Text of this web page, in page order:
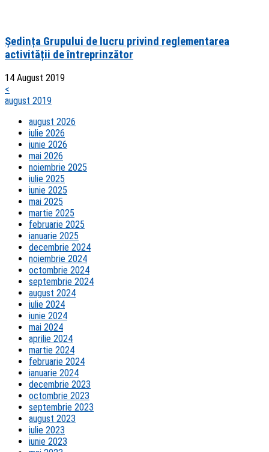
Ședința Grupului de lucru privind reglementarea
activității de întreprinzător
14 August 2019
<
august 2019
august 2026
iulie 2026
iunie 2026
mai 2026
noiembrie 2025
iulie 2025
iunie 2025
mai 2025
martie 2025
februarie 2025
ianuarie 2025
decembrie 2024
noiembrie 2024
octombrie 2024
septembrie 2024
august 2024
iulie 2024
iunie 2024
mai 2024
aprilie 2024
martie 2024
februarie 2024
ianuarie 2024
decembrie 2023
octombrie 2023
septembrie 2023
august 2023
iulie 2023
iunie 2023